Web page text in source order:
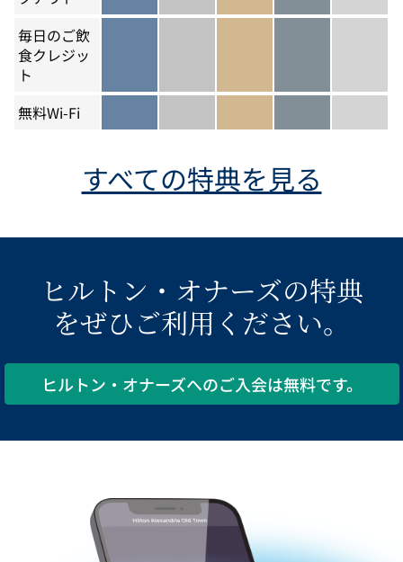
毎日のご飲
食クレジッ
ト
無料Wi-Fi
メンバーを含むシルバーを含むゴールドを含むダイヤモンドを含む
ダイヤモ
すべての特典を見る
ヒルトン・オナーズの特典
をぜひご利用ください。
ヒルトン・オナーズへのご入会は無料です。